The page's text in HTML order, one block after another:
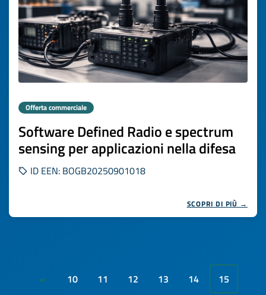
Offerta commerciale
Software Defined Radio e spectrum
sensing per applicazioni nella difesa
ID EEN: BOGB20250901018
SCOPRI DI PIÙ →
« 10 11 12 13 14
15